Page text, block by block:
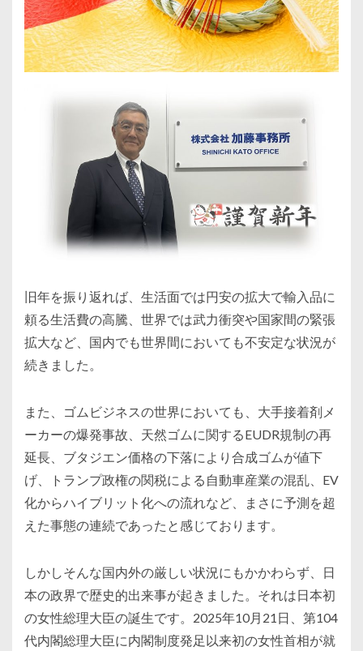
旧年を振り返れば、生活面では円安の拡大で輸入品に
頼る生活費の高騰、世界では武力衝突や国家間の緊張
拡大など、国内でも世界間においても不安定な状況が
続きました。
また、ゴムビジネスの世界においても、大手接着剤メ
ーカーの爆発事故、天然ゴムに関するEUDR規制の再
延長、ブタジエン価格の下落により合成ゴムが値下
げ、トランプ政権の関税による自動車産業の混乱、EV
化からハイブリット化への流れなど、まさに予測を超
えた事態の連続であったと感じております。
しかしそんな国内外の厳しい状況にもかかわらず、日
本の政界で歴史的出来事が起きました。それは日本初
の女性総理大臣の誕生です。2025年10月21日、第104
代内閣総理大臣に内閣制度発足以来初の女性首相が就